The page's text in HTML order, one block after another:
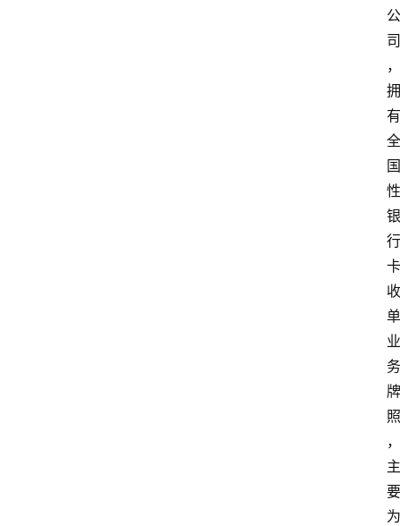
公
司
，
拥
有
全
国
性
银
行
卡
收
单
业
务
牌
照
，
主
要
为